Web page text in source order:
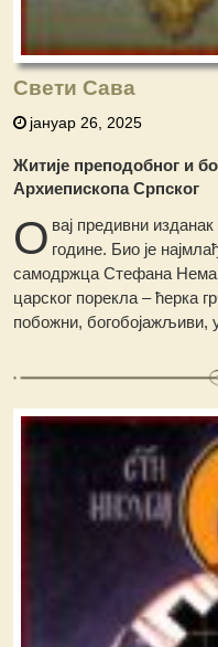
Свети Сава
јануар 26, 2025
Житије преподобног и
Архиепископа Српског
О вај предивни
године. Био је
самодржца Стефана
царског порекла – ћерка
побожни, богобојажљиви,